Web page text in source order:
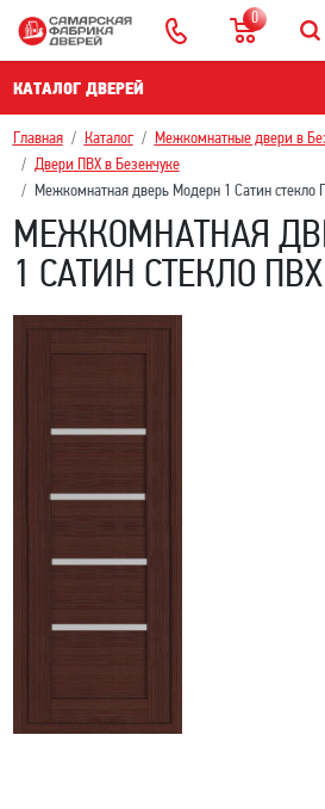
0
КАТАЛОГ ДВЕРЕЙ
Главная Каталог
Межкомнатные двери в
Двери ПВХ в Безенчукe
Межкомнатная дверь Модерн 1 Сатин стекло
МЕЖКОМНАТНАЯ
1 САТИН СТЕКЛО